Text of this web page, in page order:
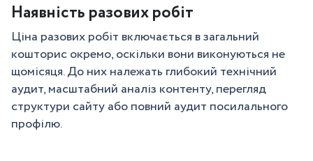
Наявність разових робіт
Ціна разових робіт включається в загальний
кошторис окремо, оскільки вони виконуються не
щомісяця. До них належать глибокий технічний
аудит, масштабний аналіз контенту, перегляд
структури сайту або повний аудит посилального
профілю.